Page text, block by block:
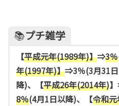
📚プチ雑学
【平成元年(1989年)】⇒3％
年(1997年)】⇒3％(3月31日
降)、【平成26年(2014年)
8％(4月1日以降)、【令和